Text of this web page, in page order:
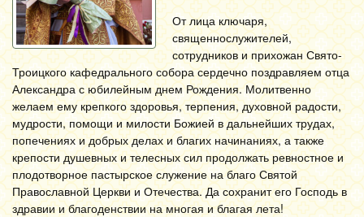
От лица ключаря,
священнослужителей,
сотрудников и прихожан Свято-
Троицкого кафедрального собора сердечно поздравляем отца
Александра с юбилейным днем Рождения. Молитвенно
желаем ему крепкого здоровья, терпения, духовной радости,
мудрости, помощи и милости Божией в дальнейших трудах,
попечениях и добрых делах и благих начинаниях, а также
крепости душевных и телесных сил продолжать ревностное и
плодотворное пастырское служение на благо Святой
Православной Церкви и Отечества. Да сохранит его Господь в
здравии и благоденствии на многая и благая лета!